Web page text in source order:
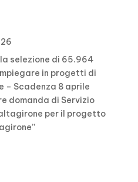
selezione di 65.964
in progetti di
– Scadenza 8 aprile
domanda di Servizio
per il progetto